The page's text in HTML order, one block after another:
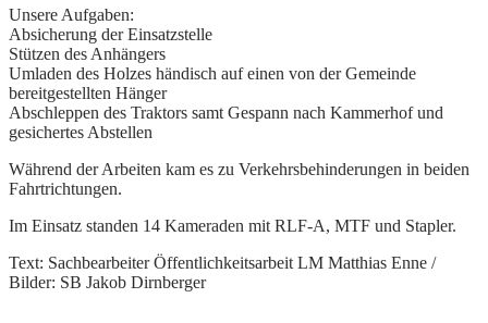
Unsere Aufgaben:
Absicherung der Einsatzstelle
Stützen des Anhängers
Umladen des Holzes händisch auf einen von der Gemeinde
bereitgestellten Hänger
Abschleppen des Traktors samt Gespann nach Kammerhof und
gesichertes Abstellen
Während der Arbeiten kam es zu Verkehrsbehinderungen in beiden
Fahrtrichtungen.
Im Einsatz standen 14 Kameraden mit RLF-A, MTF und Stapler.
Text: Sachbearbeiter Öffentlichkeitsarbeit LM Matthias Enne /
Bilder: SB Jakob Dirnberger